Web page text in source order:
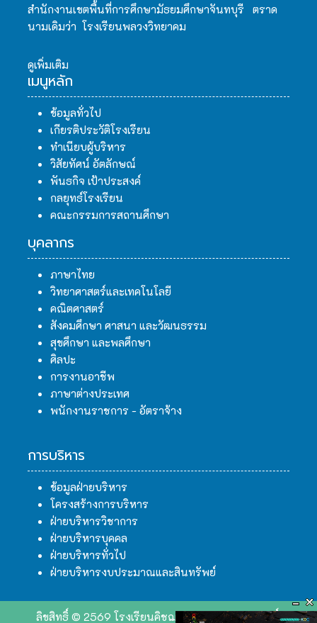
สำนักงานเขตพื้นที่การศึกษามัธยมศึกษาจันทบุรี ตราด
นามเดิมว่า โรงเรียนพลวงวิทยาคม
ดูเพิ่มเติม
เมนูหลัก
ข้อมูลทั่วไป
เกียรติประวัติโรงเรียน
ทำเนียบผู้บริหาร
วิสัยทัศน์ อัตลักษณ์
พันธกิจ เป้าประสงค์
กลยุทธ์โรงเรียน
คณะกรรมการสถานศึกษา
บุคลากร
ภาษาไทย
วิทยาศาสตร์และเทคโนโลยี
คณิตศาสตร์
สังคมศึกษา ศาสนา และวัฒนธรรม
สุขศึกษา และพลศึกษา
ศิลปะ
การงานอาชีพ
ภาษาต่างประเทศ
พนักงานราชการ - อัตราจ้าง
การบริหาร
ข้อมูลฝ่ายบริหาร
โครงสร้างการบริหาร
ฝ่ายบริหารวิชาการ
ฝ่ายบริหารบุคคล
ฝ่ายบริหารทั่วไป
ฝ่ายบริหารงบประมาณและสินทรัพย์
ลิขสิทธิ์ © 2569 โรงเรียนคิชฌกูฏวิทยา. สงวนลิขสิทธิ์.